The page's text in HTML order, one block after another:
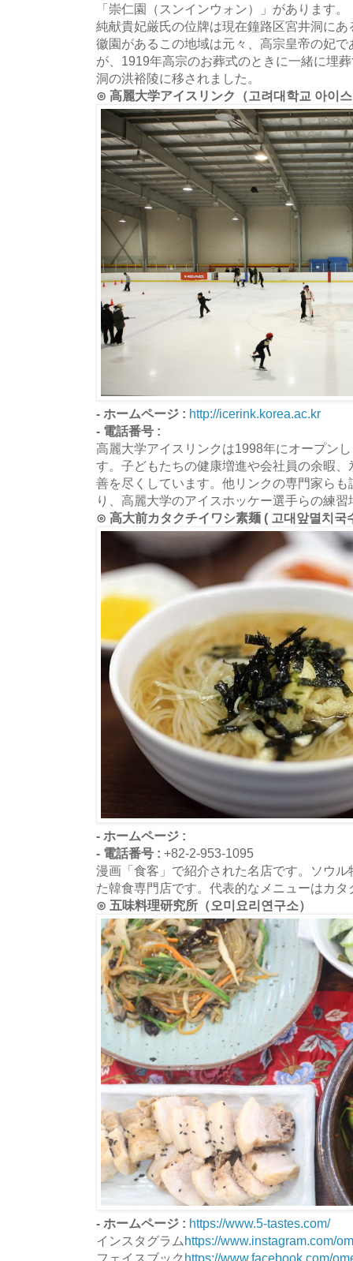
「崇仁園（スンインウォン）」があります。
純献貴妃厳氏の位牌は現在鐘路区宮井洞に
徽園があるこの地域は元々、高宗皇帝の妃
が、1919年高宗のお葬式のときに一緒に埋
洞の洪裕陵に移されました。
⊙ 高麗大学アイスリンク（고려대학교 아이
- ホームページ : http://icerink.korea.ac.kr
- 電話番号 :
高麗大学アイスリンクは1998年にオープン
す。子どもたちの健康増進や会社員の余暇
善を尽くしています。他リンクの専門家ら
り、高麗大学のアイスホッケー選手らの練
⊙ 高大前カタクチイワシ素麺 ( 고대앞멸치국
- ホームページ :
- 電話番号 : +82-2-953-1095
漫画「食客」で紹介された名店です。ソウ
た韓食専門店です。代表的なメニューはカ
⊙ 五味料理研究所（오미요리연구소）
- ホームページ : https://www.5-tastes.com/
インスタグラムhttps://www.instagram.com/
フェイスブック https://www.facebook.com/